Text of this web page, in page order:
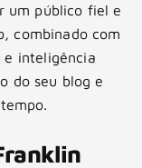
um público fiel e
combinado com
e inteligência
do seu blog e